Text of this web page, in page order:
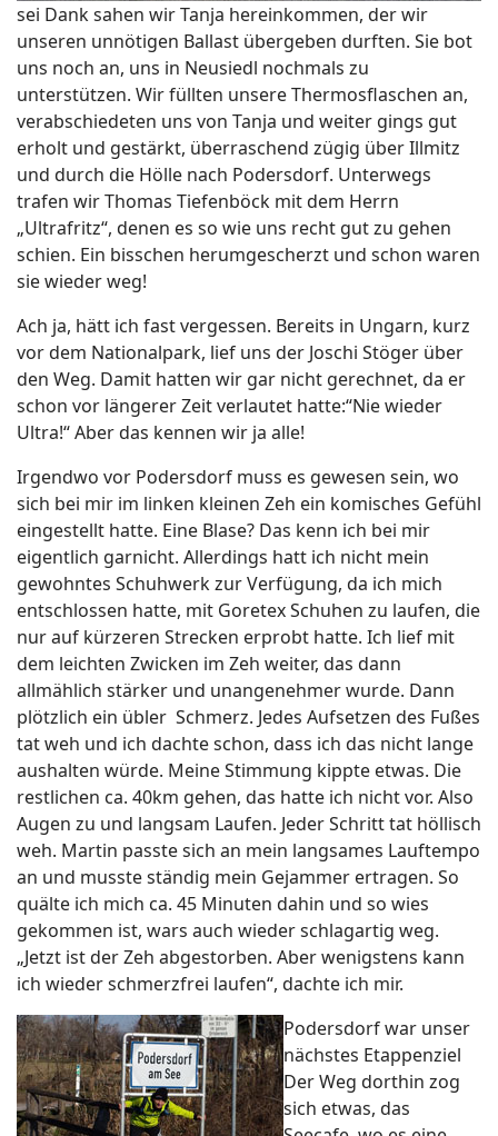
sei Dank sahen wir Tanja hereinkommen, der wir
unseren unnötigen Ballast übergeben durften. Sie bot
uns noch an, uns in Neusiedl nochmals zu
unterstützen. Wir füllten unsere Thermosflaschen an,
verabschiedeten uns von Tanja und weiter gings gut
erholt und gestärkt, überraschend zügig über Illmitz
und durch die Hölle nach Podersdorf. Unterwegs
trafen wir Thomas Tiefenböck mit dem Herrn
„Ultrafritz“, denen es so wie uns recht gut zu gehen
schien. Ein bisschen herumgescherzt und schon waren
sie wieder weg!
Ach ja, hätt ich fast vergessen. Bereits in Ungarn, kurz
vor dem Nationalpark, lief uns der Joschi Stöger über
den Weg. Damit hatten wir gar nicht gerechnet, da er
schon vor längerer Zeit verlautet hatte:“Nie wieder
Ultra!“ Aber das kennen wir ja alle!
Irgendwo vor Podersdorf muss es gewesen sein, wo
sich bei mir im linken kleinen Zeh ein komisches Gefühl
eingestellt hatte. Eine Blase? Das kenn ich bei mir
eigentlich garnicht. Allerdings hatt ich nicht mein
gewohntes Schuhwerk zur Verfügung, da ich mich
entschlossen hatte, mit Goretex Schuhen zu laufen, die
nur auf kürzeren Strecken erprobt hatte. Ich lief mit
dem leichten Zwicken im Zeh weiter, das dann
allmählich stärker und unangenehmer wurde. Dann
plötzlich ein übler Schmerz. Jedes Aufsetzen des Fußes
tat weh und ich dachte schon, dass ich das nicht lange
aushalten würde. Meine Stimmung kippte etwas. Die
restlichen ca. 40km gehen, das hatte ich nicht vor. Also
Augen zu und langsam Laufen. Jeder Schritt tat höllisch
weh. Martin passte sich an mein langsames Lauftempo
an und musste ständig mein Gejammer ertragen. So
quälte ich mich ca. 45 Minuten dahin und so wies
gekommen ist, wars auch wieder schlagartig weg.
„Jetzt ist der Zeh abgestorben. Aber wenigstens kann
ich wieder schmerzfrei laufen“, dachte ich mir.
Podersdorf war unser
nächstes Etappenziel
Der Weg dorthin zog
sich etwas, das